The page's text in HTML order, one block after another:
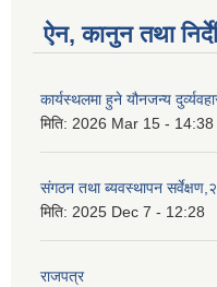
ऐन, कानुन तथा
कार्यस्थलमा हुने यौनजन्य
मिति: 2026 Mar 15 - 14:38
संगठन तथा ब्यवस्थापन
मिति: 2025 Dec 7 - 12:28
राजपत्र